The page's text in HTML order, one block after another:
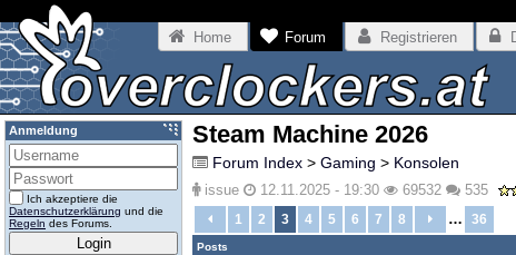
Home Forum Registrieren
Steam Machine 2026
Forum Index > Gaming > Konsolen
issue 12.11.2025 - 19:30 69532 535
1 2 3 4 5 6 7 8 … 36
Posts
Anmeldung
Ich akzeptiere die
Datenschutzerklärung und die
Regeln des Forums.